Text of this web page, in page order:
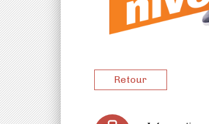
Retour